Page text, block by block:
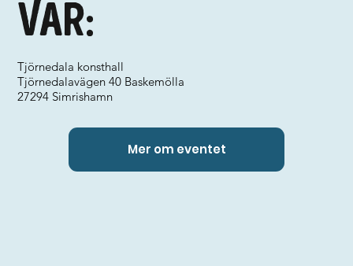
Var:
Tjörnedala konsthall
Tjörnedalavägen 40 Baskemölla
27294 Simrishamn
Mer om eventet